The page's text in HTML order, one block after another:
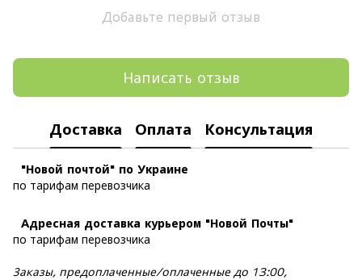
Добавьте первый отзыв
Написать отзыв
Доставка Оплата Консультация
"Новой почтой" по Украине
по тарифам перевозчика
Адресная доставка курьером "Новой Почты"
по тарифам перевозчика
Заказы, предоплаченные/оплаченные до 13:00,